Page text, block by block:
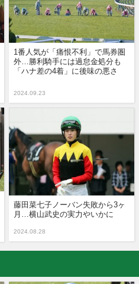
1番人気が「痛恨不利」で馬券圏
外…勝利騎手には過怠金処分も
「ハナ差の4着」に後味の悪さ
2024.09.23
藤田菜七子ノーバン失敗から3ヶ
月…横山武史の実力やいかに
2024.08.28